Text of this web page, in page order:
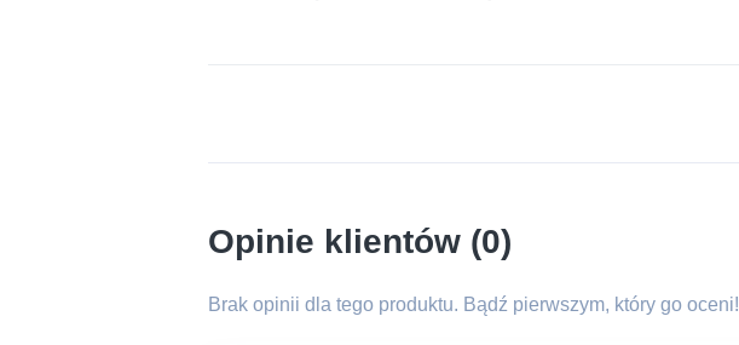
Opinie klientów (0)
Brak opinii dla tego produktu. Bądź pierwszym, który go oceni!